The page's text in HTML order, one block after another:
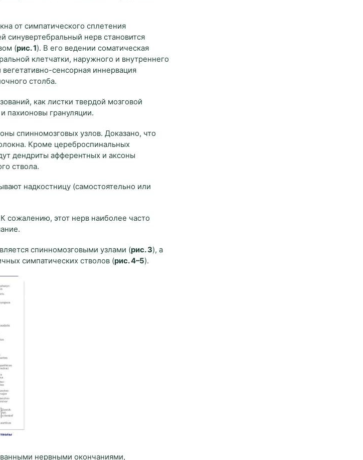
от симпатического сплетения
синувертебральный нерв становится
(рис. 1). В его ведении соматическая
клетчатки, наружного и внутреннего
сенсорная иннервация
столба.
как листки твердой мозговой
пахионовы грануляции.
спинномозговых узлов. Доказано, что
Кроме цереброспинальных
дендриты афферентных и аксоны
ствола.
надкостницу (самостоятельно или
сожалению, этот нерв наиболее часто
спинномозговыми узлами (рис. 3), а
симпатических стволов (рис. 4–5).
нервными окончаниями,